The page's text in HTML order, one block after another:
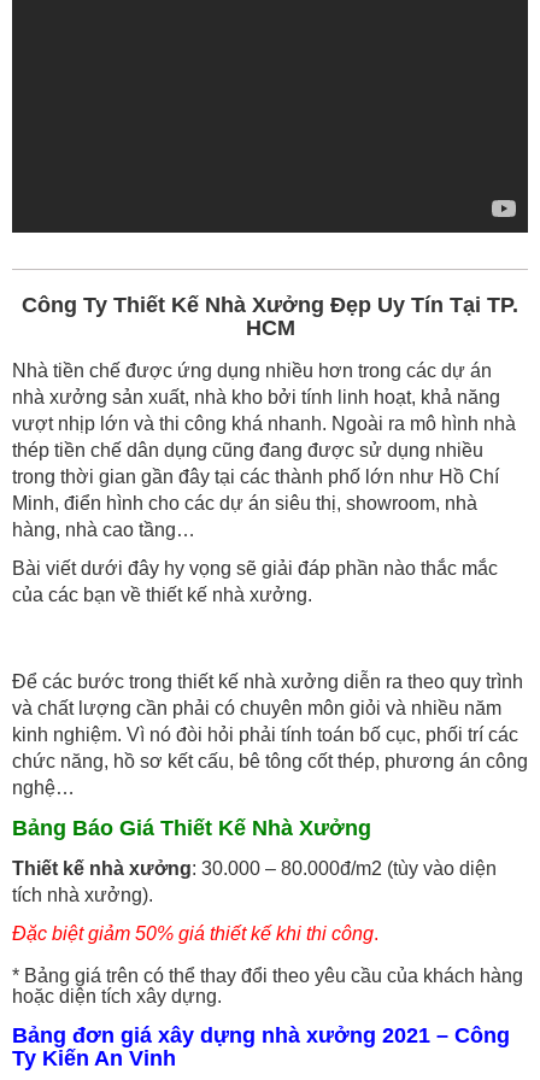
Công Ty Thiết Kế Nhà Xưởng Đẹp Uy Tín Tại TP.
HCM
Nhà tiền chế được ứng dụng nhiều hơn trong các dự án
nhà xưởng sản xuất, nhà kho bởi tính linh hoạt, khả năng
vượt nhịp lớn và thi công khá nhanh. Ngoài ra mô hình nhà
thép tiền chế dân dụng cũng đang được sử dụng nhiều
trong thời gian gần đây tại các thành phố lớn như Hồ Chí
Minh, điển hình cho các dự án siêu thị, showroom, nhà
hàng, nhà cao tầng…
Bài viết dưới đây hy vọng sẽ giải đáp phần nào thắc mắc
của các bạn về thiết kế nhà xưởng.
Để các bước trong thiết kế nhà xưởng diễn ra theo quy trình
và chất lượng cần phải có chuyên môn giỏi và nhiều năm
kinh nghiệm. Vì nó đòi hỏi phải tính toán bố cục, phối trí các
chức năng, hồ sơ kết cấu, bê tông cốt thép, phương án công
nghệ…
Bảng Báo Giá Thiết Kế Nhà Xưởng
Thiết kế nhà xưởng: 30.000 – 80.000đ/m2 (tùy vào diện
tích nhà xưởng).
Đặc biệt giảm 50% giá thiết kế khi thi công.
* Bảng giá trên có thể thay đổi theo yêu cầu của khách hàng
hoặc diện tích xây dựng.
Bảng đơn giá xây dựng nhà xưởng 2021 – Công
Ty Kiến An Vinh